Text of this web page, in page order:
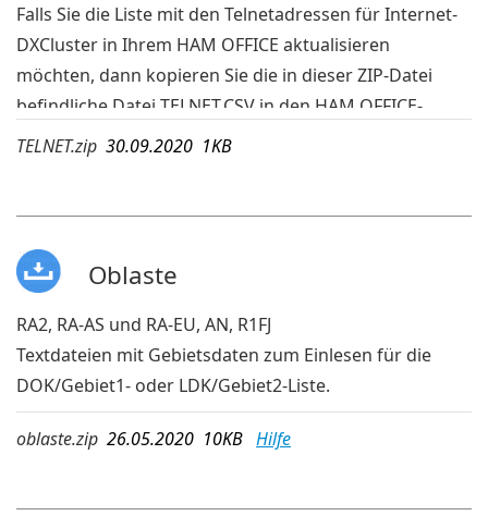
Falls Sie die Liste mit den Telnetadressen für Internet-
DXCluster in Ihrem HAM OFFICE aktualisieren
möchten, dann kopieren Sie die in dieser ZIP-Datei
befindliche Datei TELNET.CSV in den HAM OFFICE-
Ordner c:\benutzer\...\doumente\ham office me\ham
TELNET.zip 30.09.2020 1KB
Oblaste
RA2, RA-AS und RA-EU, AN, R1FJ
Textdateien mit Gebietsdaten zum Einlesen für die
DOK/Gebiet1- oder LDK/Gebiet2-Liste.
oblaste.zip 26.05.2020 10KB Hilfe